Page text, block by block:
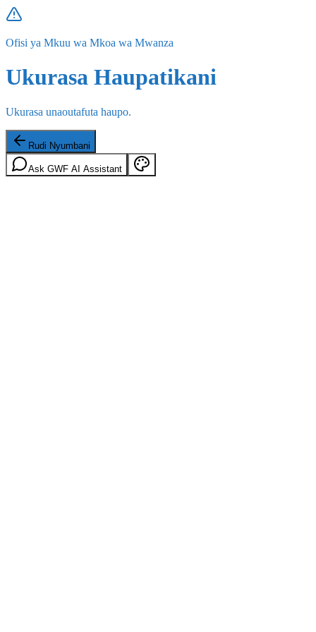
Ofisi ya Mkuu wa Mkoa wa Mwanza
Ukurasa Haupatikani
Ukurasa unaoutafuta haupo.
Rudi Nyumbani
Ask GWF AI Assistant